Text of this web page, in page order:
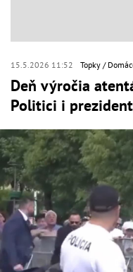
15.5.2026 11:52 Topky
Deň výročia
Politici i